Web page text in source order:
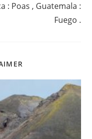
: Poas , Guatemala :
Fuego .